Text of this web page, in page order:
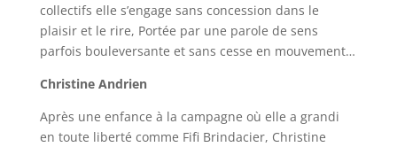
collectifs elle s’engage sans concession dans le
plaisir et le rire, Portée par une parole de sens
parfois bouleversante et sans cesse en mouvement…
Christine Andrien
Après une enfance à la campagne où elle a grandi
en toute liberté comme Fifi Brindacier, Christine